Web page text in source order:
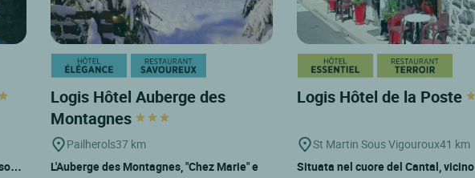
Logis Hôtel Auberge des
Montagnes
Pailherols37 km
L'Auberge des Montagnes, "Chez Marie" e
Logis Hôtel de la Poste
St Martin Sous Vigouroux41 km
Situata nel cuore del Cantal, vicino